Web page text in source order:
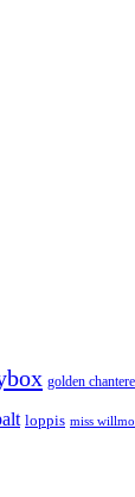
golden
loppis miss